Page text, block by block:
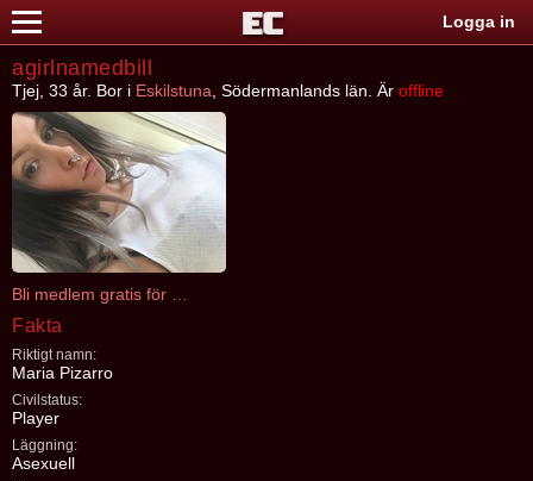
Logga in
agirlnamedbill
Tjej, 33 år. Bor i Eskilstuna , Södermanlands län. Är offline
Fakta
Riktigt namn:
Maria Pizarro
Civilstatus:
Player
Läggning:
Asexuell